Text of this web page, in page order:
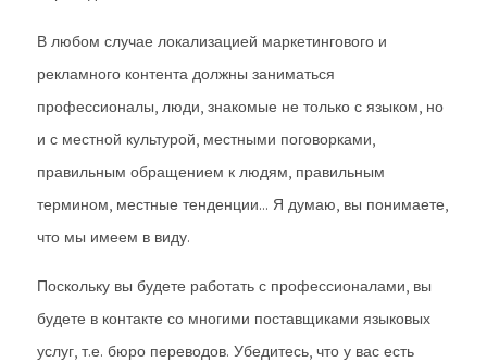
В любом случае локализацией маркетингового и
рекламного контента должны заниматься
профессионалы, люди, знакомые не только с языком, но
и с местной культурой, местными поговорками,
правильным обращением к людям, правильным
термином, местные тенденции… Я думаю, вы понимаете,
что мы имеем в виду.
Поскольку вы будете работать с профессионалами, вы
будете в контакте со многими поставщиками языковых
услуг, т.е. бюро переводов. Убедитесь, что у вас есть